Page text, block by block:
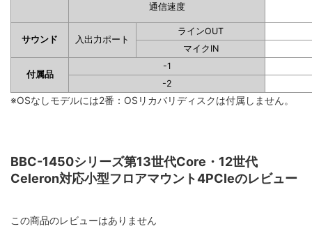
通信速度
サウンド 入出力ポート
ラインOUT
マイクIN
付属品
-1
-2
※OSなしモデルには2番：OSリカバリディスクは付属しません。
BBC-1450シリーズ第13世代Core・12世代
Celeron対応小型フロアマウント4PCIeのレビュー
この商品のレビューはありません